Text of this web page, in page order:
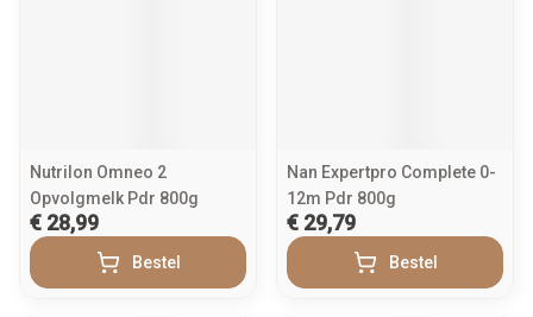
Nutrilon Omneo 2
Opvolgmelk Pdr 800g
€ 28,99
Bestel
Nan Expertpro Complete 0-
12m Pdr 800g
€ 29,79
Bestel